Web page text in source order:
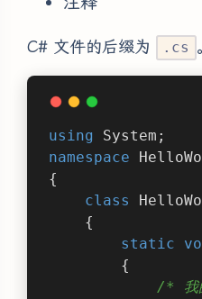
C# 文件的后缀为 .cs
using System;
namespace
{
class
    {
static
        {
/* 我